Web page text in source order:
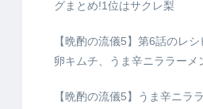
グまとめ!1位はサクレ梨
【晩酌の流儀5】第6話のレ
卵キムチ、うま辛ニララーメ
【晩酌の流儀5】うま辛ニラ